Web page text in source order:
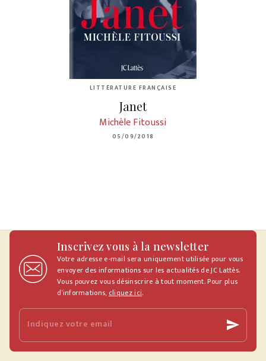
LITTÉRATURE FRANÇAISE
Janet
Michèle Fitoussi
05/09/2018
Inscrivez vous à la newsletter
Votre adresse e-mail sera uniquement utilisée pour vous
envoyer des informations sur les actualités de JC Lattès.
Vous pouvez vous désinscrire à tout moment. Pour plus
d’informations, cliquez ici.
Indiquez votre email send